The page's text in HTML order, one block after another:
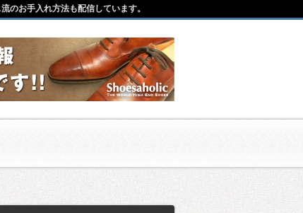
のお手入れ方法も配信しています。